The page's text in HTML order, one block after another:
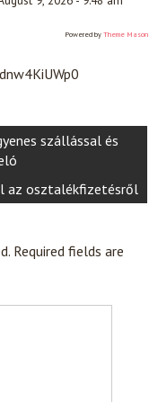
Powered by Theme Mason
szállással és
az osztalékfizetésről
Required fields are